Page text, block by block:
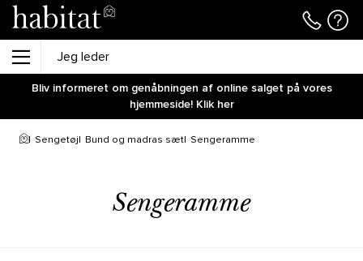
Bliv informeret om genåbningen af online salget på vores
hjemmeside! Klik her
Sengetøj Bund og madras sæt Sengeramme
Sengeramme